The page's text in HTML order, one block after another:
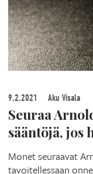
9.2.2021 Aku Visala
Seuraa
sääntöjä, jos
Monet seuraavat
tavoitellessaan